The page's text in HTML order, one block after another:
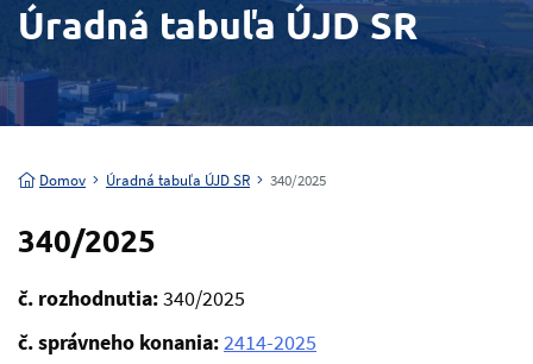
Úradná tabuľa ÚJD SR
Domov Úradná tabuľa ÚJD SR 340/2025
340/2025
č. rozhodnutia:340/2025
č. správneho konania:2414-2025